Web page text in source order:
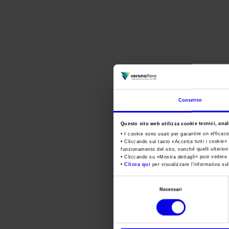
Consenso
Questo sito web utilizza cookie tecnici,
• I cookie sono usati per garantire un
• Cliccando sul tasto «Accetta tutti i cookie»
funzionamento del sito, nonché quelli
• Cliccando su «Mostra dettagli» puoi
•Clicca qui per visualizzare l'informativa
Necessari